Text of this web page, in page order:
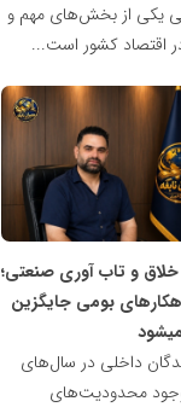
یکی از بخش‌های مهم و
در اقتصاد کشور است...
خلاق و تاب آوری صنعتی؛
بومی جایگزین
داخلی در سال‌های
وجود محدودیت‌های